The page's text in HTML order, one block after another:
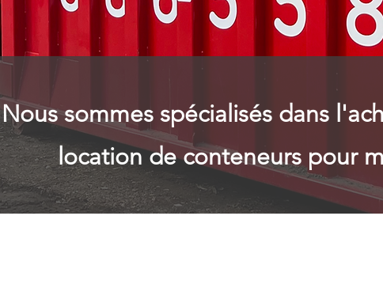
Nous sommes spécialisés dans
location de conteneurs pour